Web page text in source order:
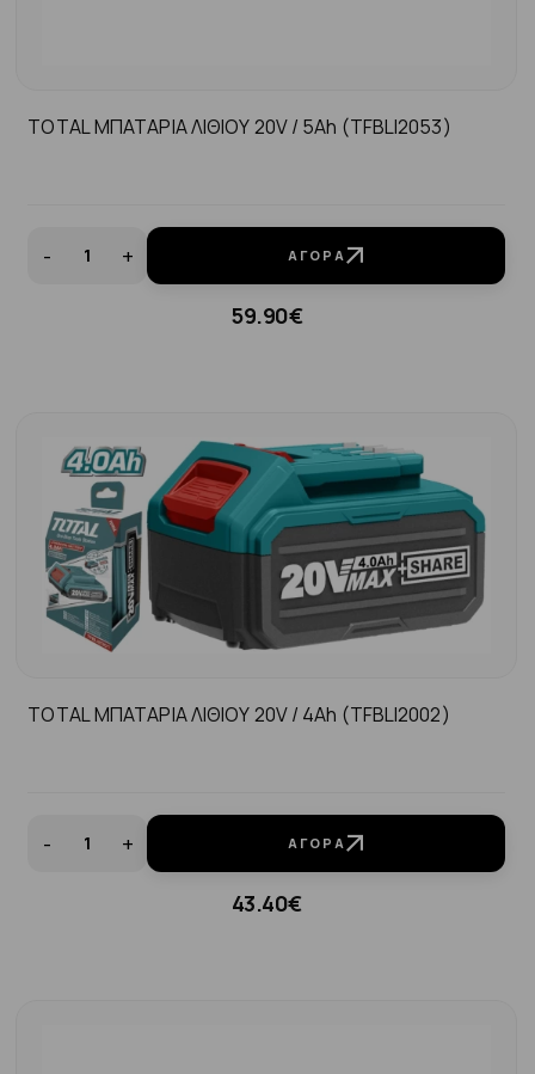
TOTAL ΜΠΑΤΑΡΙΑ ΛΙΘΙΟΥ 20V / 5Ah (TFBLI2053)
- + ΑΓΟΡΆ
59.90€
TOTAL ΜΠΑΤΑΡΙΑ ΛΙΘΙΟΥ 20V / 4Ah (TFBLI2002)
- + ΑΓΟΡΆ
43.40€